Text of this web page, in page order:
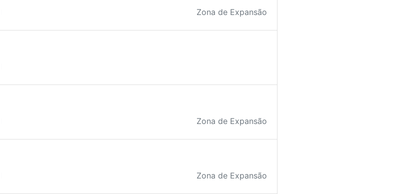
Zona de Expansão
Zona de Expansão
Zona de Expansão